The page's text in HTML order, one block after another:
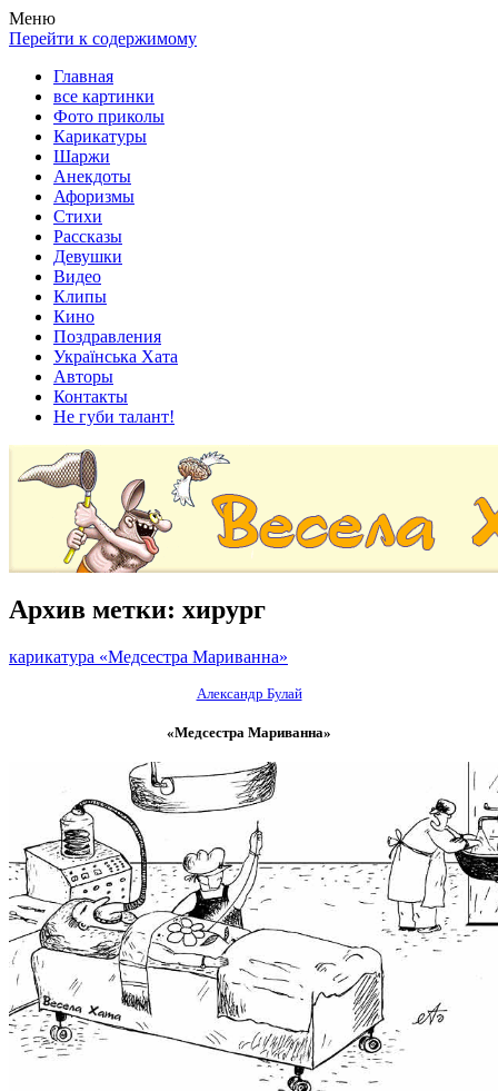
Весела хата — прикольные картинки, смешные истории,
клипы!
Покажем всем ваши фото приколы, карикатуры, шаржи, стихи,
рассказы, видео и песни!
Меню
Перейти к содержимому
Главная
все картинки
Фото приколы
Карикатуры
Шаржи
Анекдоты
Афоризмы
Стихи
Рассказы
Девушки
Видео
Клипы
Кино
Поздравления
Українська Хата
Авторы
Контакты
Не губи талант!
Архив метки: хирург
карикатура «Медсестра Мариванна»
Александр Булай
«Медсестра Мариванна»